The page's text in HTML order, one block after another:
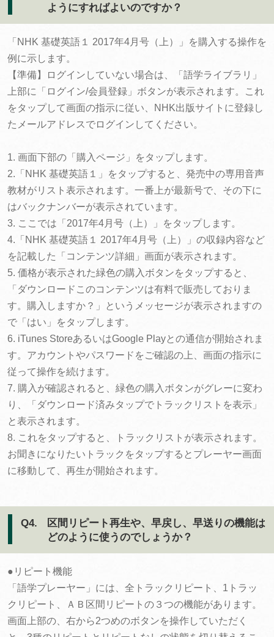
ようにすればよいのですか？
「NHK 基礎英語１ 2017年4月号（上）」を購入する操作を
例に示します。
【準備】ログインしていない場合は、「語学ライブラリ」
上部に「ログイン/会員登録」ボタンが表示されます。これ
をタップして画面の指示に従い、NHK出版サイトに登録し
たメールアドレスでログインしてください。
1. 画面下部の「購入ページ」をタップします。
2.「NHK 基礎英語１」をタップすると、発売中の専用音声
教材がリスト表示されます。一番上が最新号で、その下に
はバックナンバーが表示されています。
3. ここでは「2017年4月号（上）」をタップします。
4.「NHK 基礎英語１ 2017年4月号（上）」の収録内容など
を記載した「コンテンツ詳細」画面が表示されます。
5. 価格が表示された緑色の購入ボタンをタップすると、
「ダウンロードこのコンテンツは有料で販売しておりま
す。購入しますか？」というメッセージが表示されますの
で「はい」をタップします。
6. iTunes StoreあるいはGoogle Playとの通信が開始されま
す。アカウントやパスワードをご確認の上、画面の指示に
従って操作を続けます。
7. 購入が確認されると、緑色の購入ボタンがグレーに変わ
り、「ダウンロード済みタップでトラックリストを表示」
と表示されます。
8. これをタップすると、トラックリストが表示されます。
お聞きになりたいトラックをタップするとプレーヤー画面
に移動して、再生が開始されます。
Q4.
区間リピート再生や、早戻し、早送りの機能は
どのように使うのでしょうか？
●リピート機能
「語学プレーヤー」には、全トラックリピート、1トラッ
クリピート、ＡＢ区間リピートの３つの機能があります。
画面上部の、右から2つめのボタンを操作していただく